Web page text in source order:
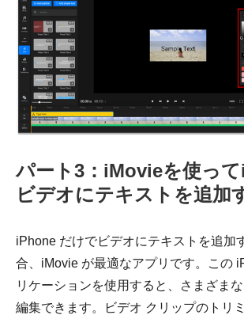
パート3：iMovieを使っ
ビデオにテキストを追加
iPhone だけでビデオにテキストを追加
合、iMovie が最適なアプリです。この
リケーションを使用すると、さまざま
編集できます。ビデオ クリップのトリ